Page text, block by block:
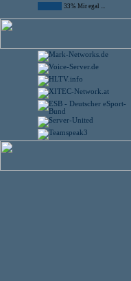
33% Mir egal ...